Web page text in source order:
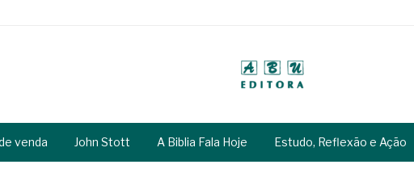
venda John Stott A Biblia Fala Hoje Estudo, Reflexão e Ação